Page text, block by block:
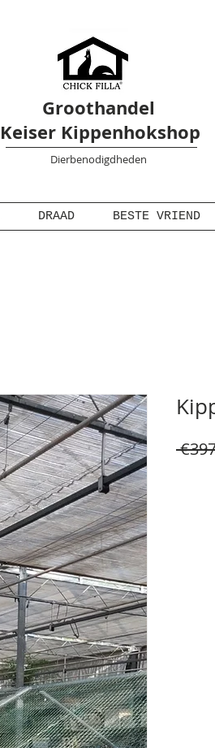
Groothandel
Keiser Kippenhokshop
Dierbenodigdheden
DRAAD BESTE VRIEND